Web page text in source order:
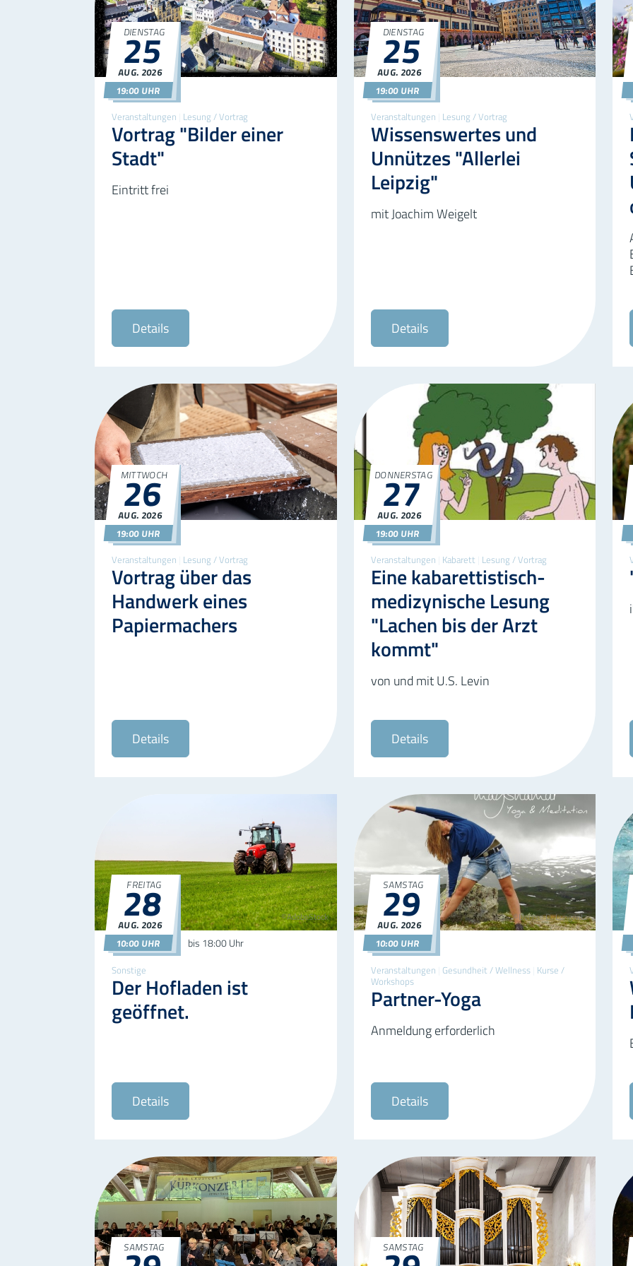
©Barbara Beyer
Veranstaltungen Lesung / Vortrag
Vortrag "Bilder einer
Stadt"
DIENSTAG
25
AUG.2026
19:00 UHR
Eintritt frei
Details
©AdobeStock
Veranstaltungen Lesung / Vortrag
Wissenswertes und
Unnützes "Allerlei
Leipzig"
DIENSTAG
25
AUG.2026
19:00 UHR
mit Joachim Weigelt
Details
Veranstaltungen Lesung / Vortrag
Vortrag über das
Handwerk eines
Papiermachers
MITTWOCH
26
AUG.2026
19:00 UHR
Details
Veranstaltungen Kabarett Lesung / Vortrag
Eine kabarettistisch-
medizynische Lesung
"Lachen bis der Arzt
kommt"
DONNERSTAG
27
AUG.2026
19:00 UHR
von und mit U.S. Levin
Details
©AdobeStock
Sonstige
Der Hofladen ist
geöffnet.
FREITAG
28
AUG.2026
10:00 UHR
28.08.2026
10:00
bis 18:00 Uhr
Details
©Denise D. Lungwitz
Veranstaltungen Gesundheit / Wellness| Kurse /
Workshops
Partner-Yoga
SAMSTAG
29
AUG.2026
10:00 UHR
Anmeldung erforderlich
Details
SAMSTAG SAMSTAG